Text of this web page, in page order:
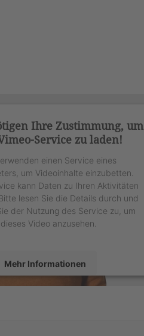
Ihre Zustimmung, um
Service zu laden!
einen Service eines
um Videoinhalte einzubetten.
kann Daten zu Ihren Aktivitäten
lesen Sie die Details durch und
der Nutzung des Service zu, um
dieses Video anzusehen.
Mehr Informationen